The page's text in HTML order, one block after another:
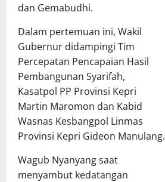
dan Gemabudhi.
Dalam pertemuan ini, Wakil
Gubernur didampingi Tim
Percepatan Pencapaian Hasil
Pembangunan Syarifah,
Kasatpol PP Provinsi Kepri
Martin Maromon dan Kabid
Wasnas Kesbangpol Linmas
Provinsi Kepri Gideon Manulang.
Wagub Nyanyang saat
menyambut kedatangan